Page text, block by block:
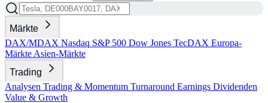
Märkte
DAX/MDAX Nasdaq S&P 500 Dow Jones TecDAX Europa-
Märkte Asien-Märkte
Trading
Analysen Trading & Momentum Turnaround Earnings Dividenden
Value & Growth